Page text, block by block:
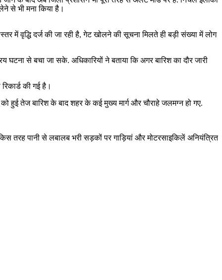
से भी मना किया है।
में वृद्धि दर्ज की जा रही है, गेट खोलने की सूचना मिलते ही बड़ी संख्या में लोग
से बचा जा सके. अधिकारियों ने बताया कि अगर बारिश का दौर जारी
की गई है।
हुई तेज बारिश के बाद शहर के कई मुख्य मार्ग और चौराहे जलमग्न हो गए.
तरह पानी से लबालब भरी सड़कों पर गाड़ियां और मोटरसाइकिलें अनियंत्रित